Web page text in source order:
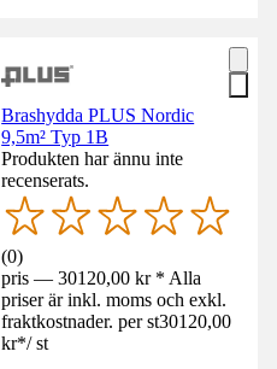
Brashydda PLUS Nordic
9,5m² Typ 1B
Produkten har ännu inte
recenserats.
(0)
pris — 30120,00 kr * Alla
priser är inkl. moms och exkl.
fraktkostnader. per st30120,00
kr*/ st